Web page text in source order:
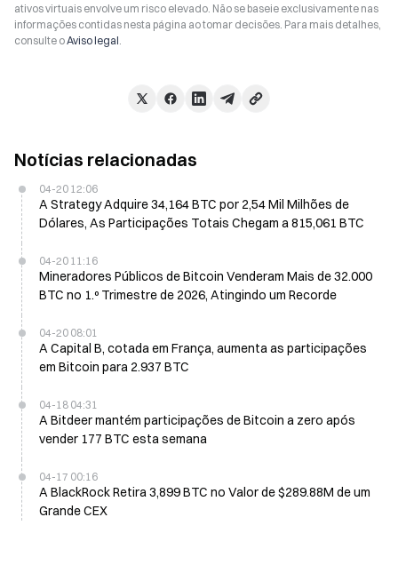
ativos virtuais envolve um risco elevado. Não se baseie exclusivamente nas
informações contidas nesta página ao tomar decisões. Para mais detalhes,
consulte oAviso legal.
Notícias relacionadas
04-20 12:06
A Strategy Adquire 34,164 BTC por 2,54 Mil Milhões de
Dólares, As Participações Totais Chegam a 815,061 BTC
04-20 11:16
Mineradores Públicos de Bitcoin Venderam Mais de 32.000
BTC no 1.º Trimestre de 2026, Atingindo um Recorde
04-20 08:01
A Capital B, cotada em França, aumenta as participações
em Bitcoin para 2.937 BTC
04-18 04:31
A Bitdeer mantém participações de Bitcoin a zero após
vender 177 BTC esta semana
04-17 00:16
A BlackRock Retira 3,899 BTC no Valor de $289.88M de um
Grande CEX